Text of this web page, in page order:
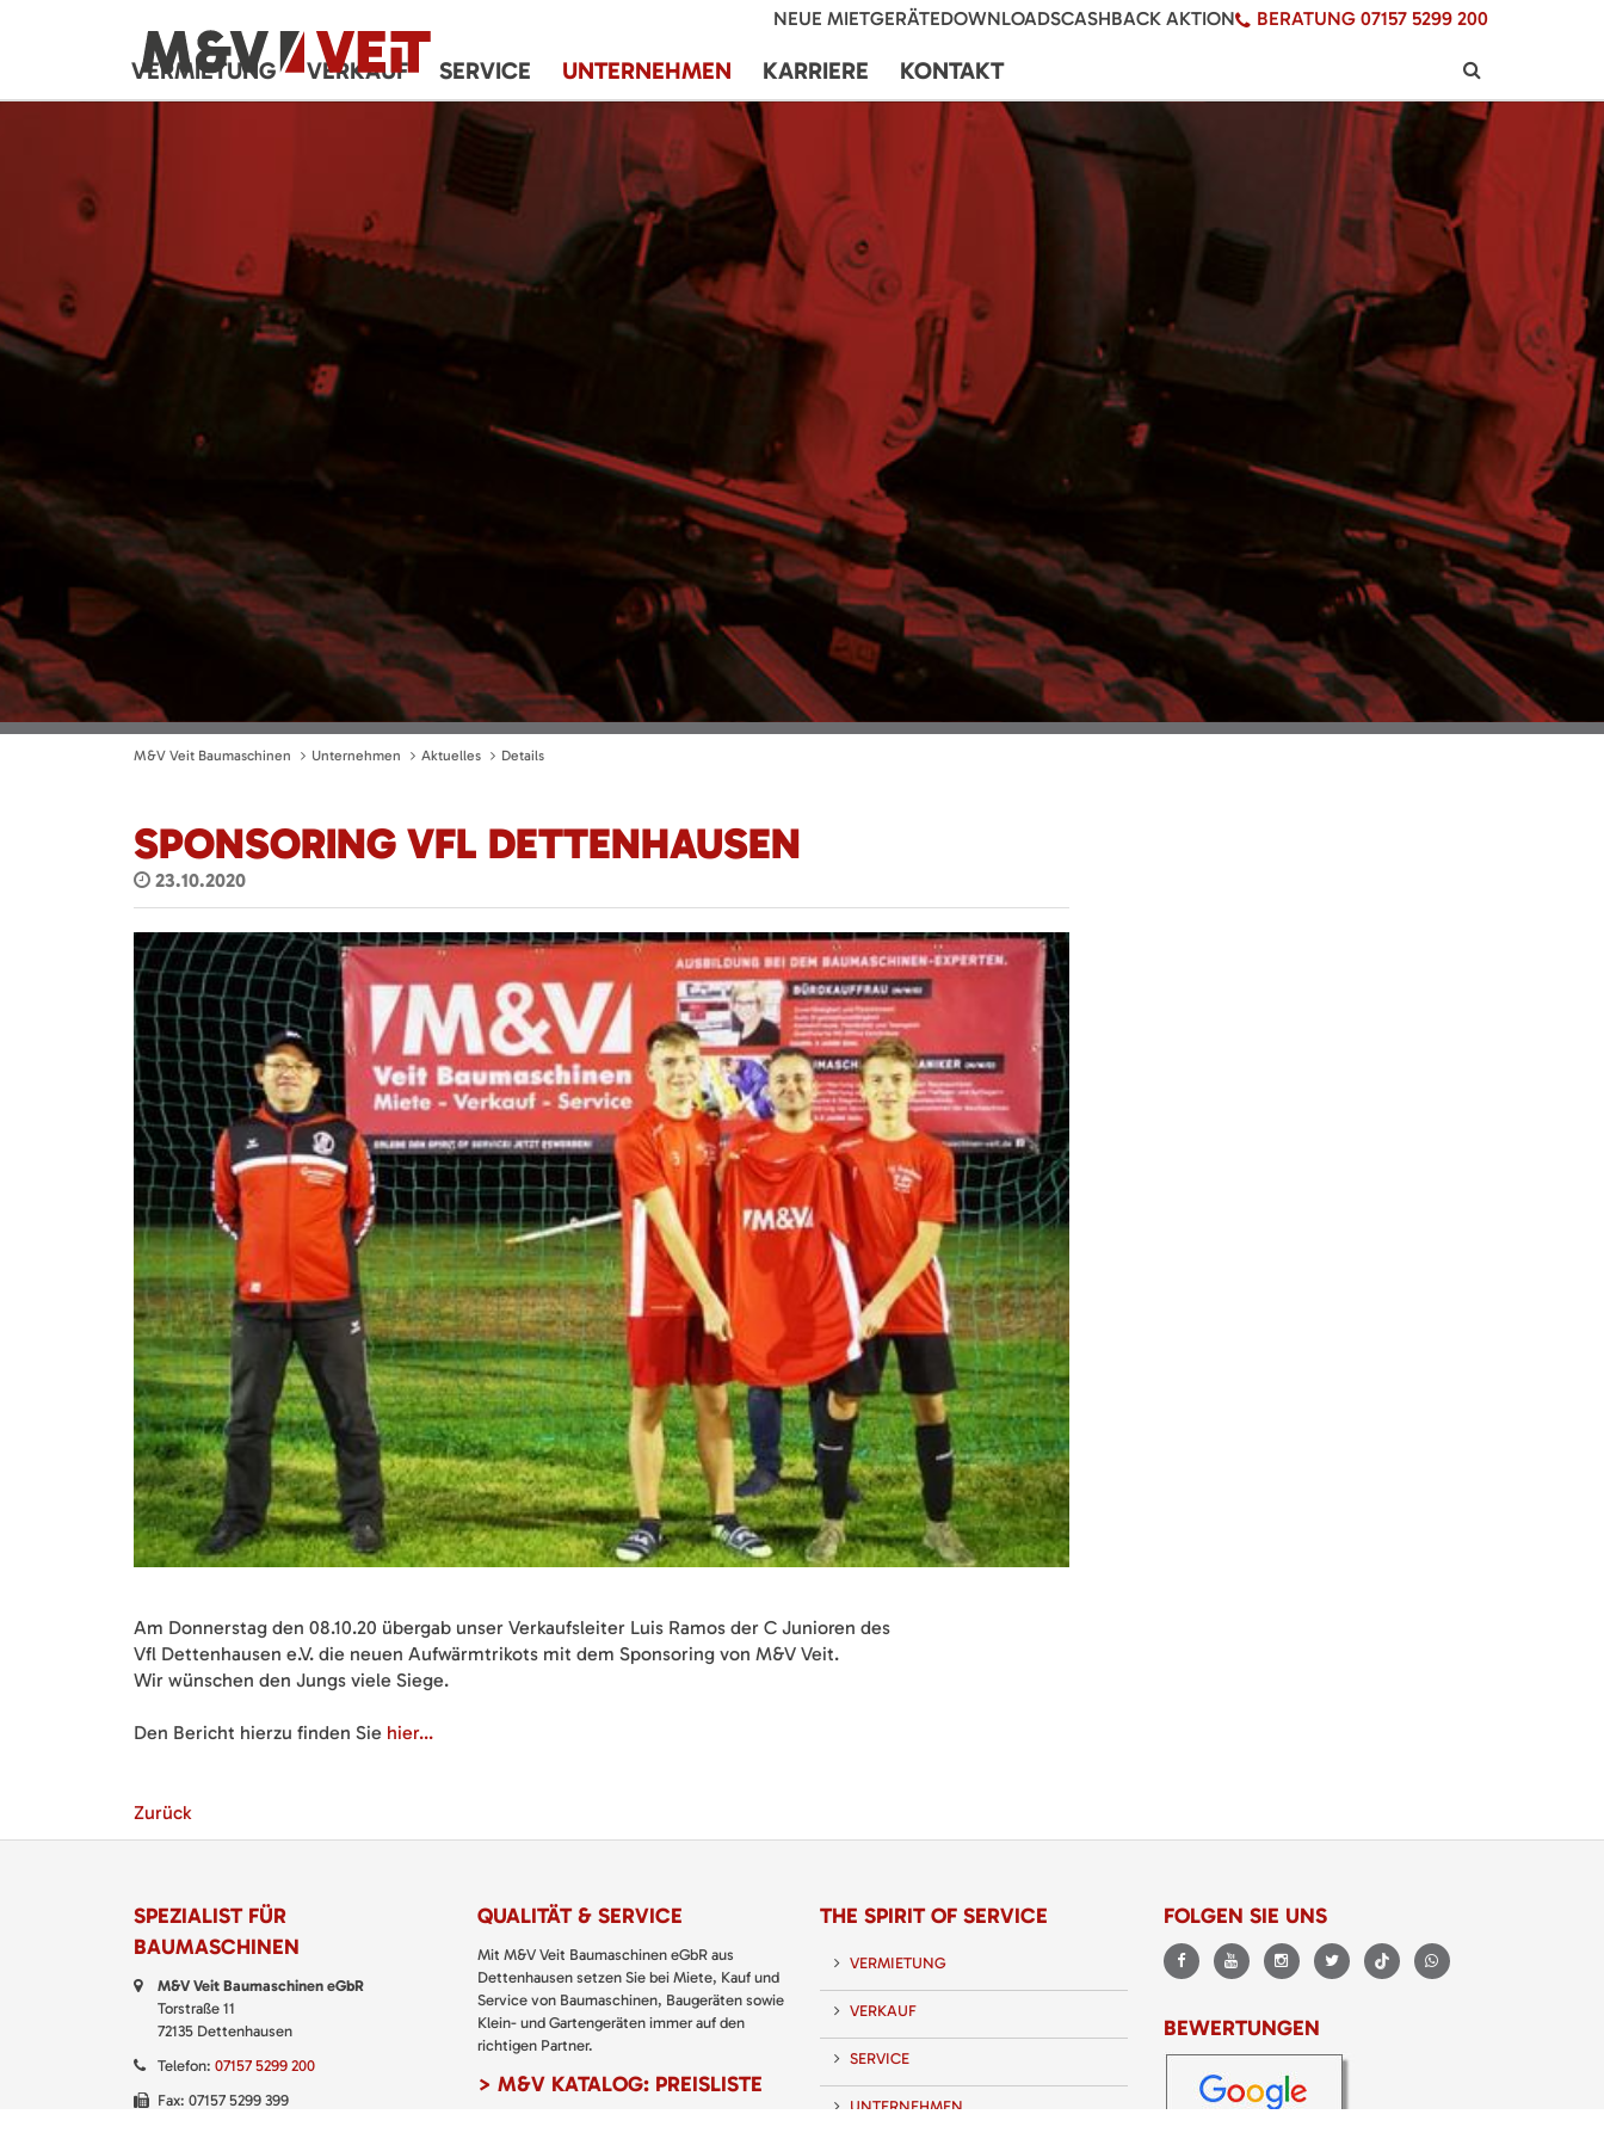
NEUE MIETGERÄTEDOWNLOADSCASHBACK AKTION BERATUNG 07157 5299 200
VERMIETUNG VERKAUF SERVICE UNTERNEHMEN KARRIERE KONTAKT
M&V Veit Baumaschinen Unternehmen Aktuelles Details
SPONSORING VFL DETTENHAUSEN
23.10.2020
Am Donnerstag den 08.10.20 übergab unser Verkaufsleiter Luis Ramos der C Junioren des
Vfl Dettenhausen e.V. die neuen Aufwärmtrikots mit dem Sponsoring von M&V Veit.
Wir wünschen den Jungs viele Siege.
Den Bericht hierzu finden Sie hier...
Zurück
SPEZIALIST FÜR
BAUMASCHINEN
M&V Veit Baumaschinen eGbR
Torstraße 11
72135 Dettenhausen
Telefon: 07157 5299 200
Fax: 07157 5299 399
QUALITÄT & SERVICE
Mit M&V Veit Baumaschinen eGbR aus
Dettenhausen setzen Sie bei Miete, Kauf und
Service von Baumaschinen, Baugeräten sowie
Klein- und Gartengeräten immer auf den
richtigen Partner.
> M&V KATALOG: PREISLISTE
THE SPIRIT OF SERVICE
VERMIETUNG
VERKAUF
SERVICE
UNTERNEHMEN
FOLGEN SIE UNS
BEWERTUNGEN